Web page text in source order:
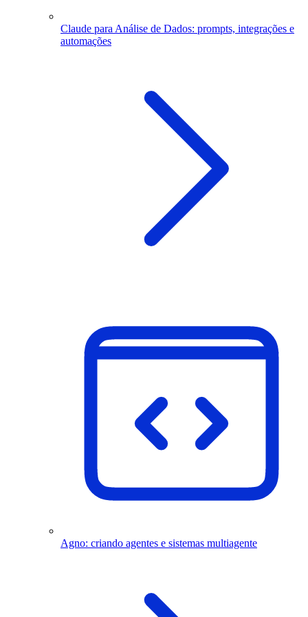
Claude para Análise de Dados: prompts, integrações e
automações
Agno: criando agentes e sistemas multiagente